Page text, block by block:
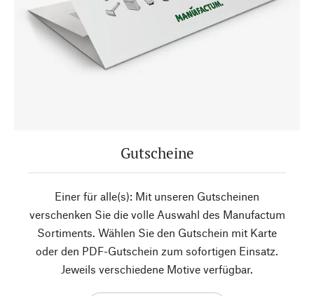
Gutscheine
Einer für alle(s): Mit unseren Gutscheinen
verschenken Sie die volle Auswahl des Manufactum
Sortiments. Wählen Sie den Gutschein mit Karte
oder den PDF-Gutschein zum sofortigen Einsatz.
Jeweils verschiedene Motive verfügbar.